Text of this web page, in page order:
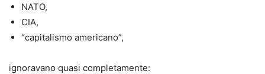
NATO,
CIA,
“capitalismo americano”,
ignoravano quasi completamente: